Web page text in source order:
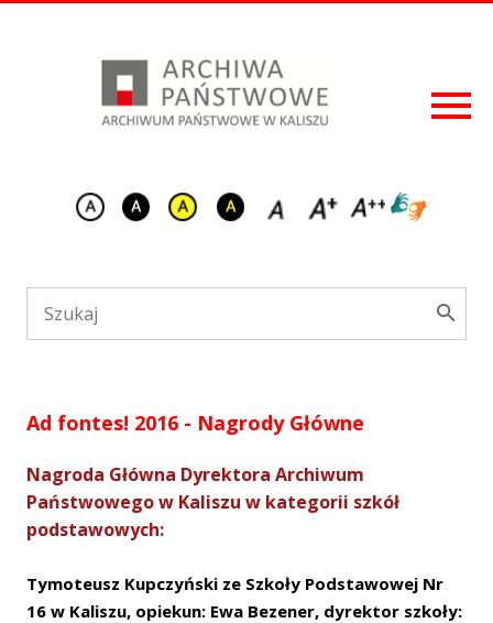
Ad fontes! 2016 - Nagrody Główne
Nagroda Główna Dyrektora Archiwum
Państwowego w Kaliszu w kategorii szkół
podstawowych:
Tymoteusz Kupczyński ze Szkoły Podstawowej Nr
16 w Kaliszu, opiekun: Ewa Bezener, dyrektor szkoły: